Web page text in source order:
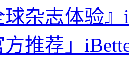
球杂志体验
方推荐」